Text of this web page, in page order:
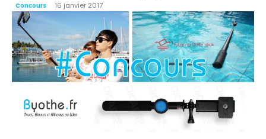
Concours 16 janvier 2017